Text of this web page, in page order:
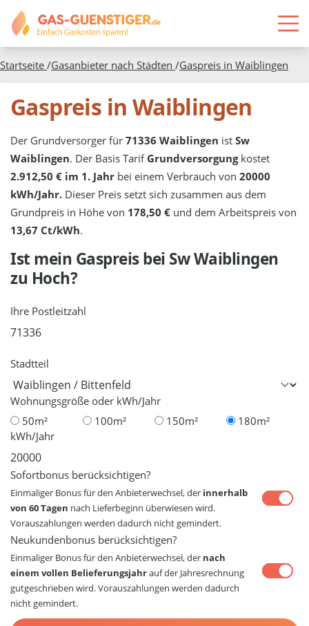
Startseite /Gasanbieter nach Städten /Gaspreis in Waiblingen
Gaspreis in Waiblingen
Der Grundversorger für71336 Waiblingen istSw
Waiblingen. Der Basis Tarif Grundversorgungkostet
2.912,50 € im 1. Jahr bei einem Verbrauch von20000
kWh/Jahr. Dieser Preis setzt sich zusammen aus dem
Grundpreis in Höhe von 178,50 € und dem Arbeitspreis von
13,67 Ct/kWh.
Ist mein Gaspreis bei Sw Waiblingen
zu Hoch?
Ihre Postleitzahl
Stadtteil
Wohnungsgröße oder kWh/Jahr
50m²
100m² 150m²
180m²
kWh/Jahr
Sofortbonus berücksichtigen?
Einmaliger Bonus für den Anbieterwechsel, der innerhalb
von 60 Tagen nach Lieferbeginn überwiesen wird.
Vorauszahlungen werden dadurch nicht gemindert.
Neukundenbonus berücksichtigen?
Einmaliger Bonus für den Anbieterwechsel, der nach
einem vollen Belieferungsjahrauf der Jahresrechnung
gutgeschrieben wird. Vorauszahlungen werden dadurch
nicht gemindert.